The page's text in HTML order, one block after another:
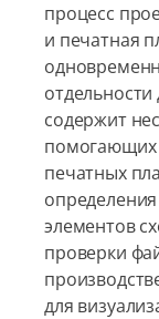
процесс
и печатная
отдельности
содержит
помогающих
печатных
элементов
проверки
для